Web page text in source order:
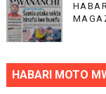
HABARI MOTO